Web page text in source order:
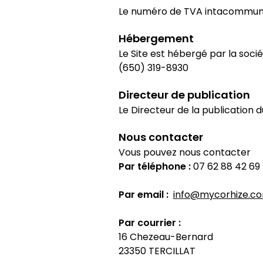
Le numéro de TVA
Hébergement
Le Site est hébergé par la
(650) 319-8930
Directeur de publication
Le Directeur de la publication
Nous contacter
Vous pouvez nous contacter
Par téléphone :07 62 88 42 69
Par email :
Par courrier :
16 Chezeau-Bernard
23350 TERCILLAT